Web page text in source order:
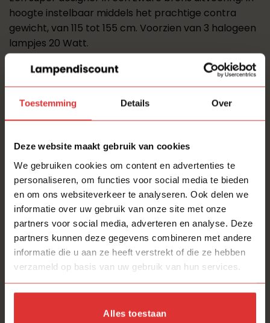
Toestemming Details Over
Deze website maakt gebruik van cookies
We gebruiken cookies om content en advertenties te
personaliseren, om functies voor social media te bieden
en om ons websiteverkeer te analyseren. Ook delen we
informatie over uw gebruik van onze site met onze
partners voor social media, adverteren en analyse. Deze
partners kunnen deze gegevens combineren met andere
informatie die u aan ze heeft verstrekt of die ze hebben
verzameld op basis van uw gebruik van hun services.
Alles toestaan
hoogte instelbaar middels het prachtige contra
gewicht, van 115 tot 155 cm. Voorzien van 3 halogeen
lampjes 20 Watt.
De afmetingen van deze lamp zijn:
Lengte: 74 cm
Breedte: 15 cm
Hoogte: 155 cm
REFURBISHED LAMPEN
Mooie design lampen verdienen een tweede huis!
Deze design topper is door ons opgekocht en
volledig nagekeken. Een Hobby/Passie waaruit onze
lampenschuur ooit is ontstaan.
LIEFDE voor licht en design!
Deze mooie hanglamp van Ilfari hebben wij